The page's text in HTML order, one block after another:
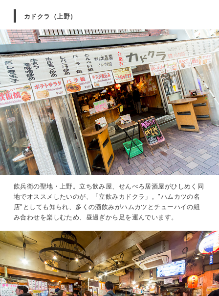
カドクラ（上野）
飲兵衛の聖地・上野。立ち飲み屋、せんべろ居酒屋がひしめく同
地でオススメしたいのが、「立飲みカドクラ」。"ハムカツの名
店"としても知られ、多くの酒飲みがハムカツとチューハイの組
み合わせを楽しむため、昼過ぎから足を運んでいます。